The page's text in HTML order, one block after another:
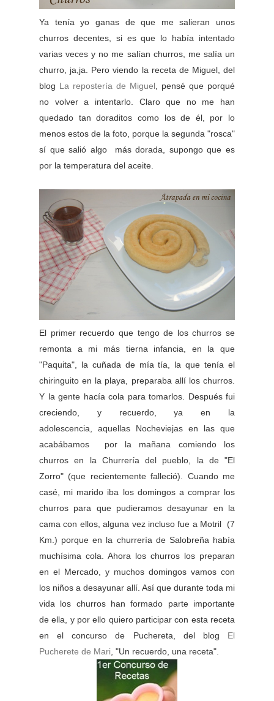
Ya tenía yo ganas de que me salieran unos
churros decentes, si es que lo había intentado
varias veces y no me salían churros, me salía un
churro, ja,ja. Pero viendo la receta de Miguel, del
blog La repostería de Miguel, pensé que porqué
no volver a intentarlo. Claro que no me han
quedado tan doraditos como los de él, por lo
menos estos de la foto, porque la segunda "rosca"
sí que salió algo más dorada, supongo que es
por la temperatura del aceite.
El primer recuerdo que tengo de los churros se
remonta a mi más tierna infancia, en la que
"Paquita", la cuñada de mía tía, la que tenía el
chiringuito en la playa, preparaba allí los churros.
Y la gente hacía cola para tomarlos. Después fui
creciendo, y recuerdo, ya en la
adolescencia, aquellas Nocheviejas en las que
acabábamos por la mañana comiendo los
churros en la Churrería del pueblo, la de "El
Zorro" (que recientemente falleció). Cuando me
casé, mi marido iba los domingos a comprar los
churros para que pudieramos desayunar en la
cama con ellos, alguna vez incluso fue a Motril (7
Km.) porque en la churrería de Salobreña había
muchísima cola. Ahora los churros los preparan
en el Mercado, y muchos domingos vamos con
los niños a desayunar allí. Así que durante toda mi
vida los churros han formado parte importante
de ella, y por ello quiero participar con esta receta
en el concurso de Puchereta, del blog El
Pucherete de Mari, "Un recuerdo, una receta".